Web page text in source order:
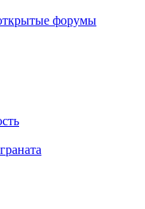
форумы